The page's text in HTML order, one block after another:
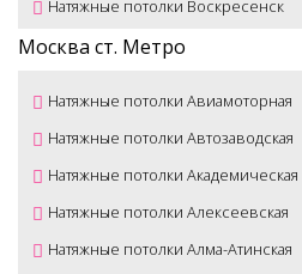
Натяжные потолки Воскресенск
Натяжные потолки Высоковск
Натяжные потолки Дзержинский
Натяжные потолки Дмитров
Москва ст. Метро
Натяжные потолки Авиамоторная
Натяжные потолки Автозаводская
Натяжные потолки Академическая
Натяжные потолки Алексеевская
Натяжные потолки Алма-Атинская